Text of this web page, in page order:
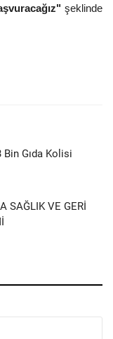
şeklinde
Bin Gıda Kolisi
SAĞLIK VE GERİ